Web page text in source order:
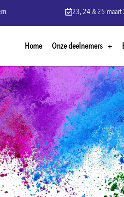
23, 24 & 25
Home Onze deelnemers